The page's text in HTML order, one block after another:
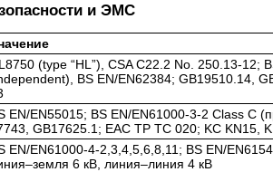
и ЭМС
(type “HL”), CSA C22.2 No. 250.13-12;
BS EN/EN62384; GB19510.14,
EN/EN55015; BS EN/EN61000-3-2 Class C
GB17625.1; EAC TP TC 020; KC KN15,
EN/EN61000-4-2,3,4,5,6,8,11; BS EN/
6 кВ, линия–линия 4 кВ